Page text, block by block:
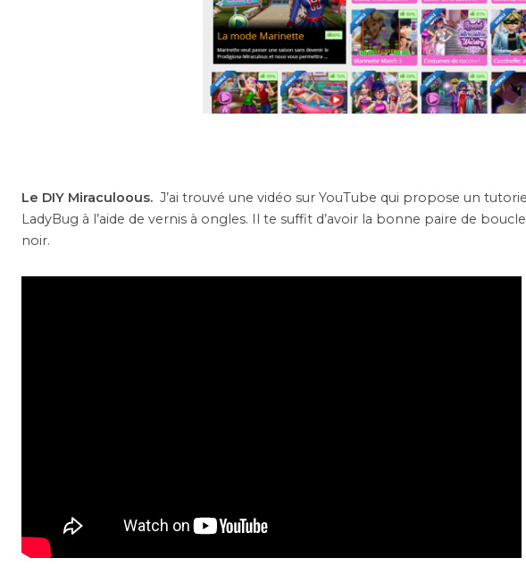
Le DIY Miraculoous. J’ai trouvé une vidéo sur YouTube qui propose un
LadyBug à l’aide de vernis à ongles. Il te suffit d’avoir la bonne paire de
noir.